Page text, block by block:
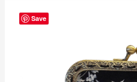
Save